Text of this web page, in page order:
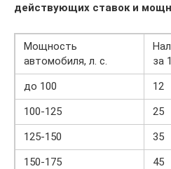
действующих ставок и
Мощность
автомобиля, л. с.
за
до 100
12
100-125
25
125-150
35
150-175
45